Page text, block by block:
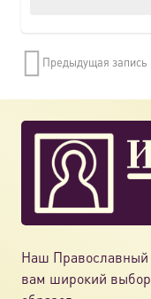
Предыдущая запись
Наш Православный
вам широкий